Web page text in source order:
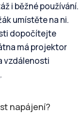
i běžné používání.
umístěte na ni.
dopočítejte
má projektor
vzdálenosti
.
napájení?